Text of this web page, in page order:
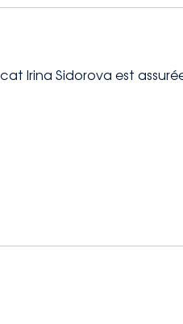
Irina Sidorova est